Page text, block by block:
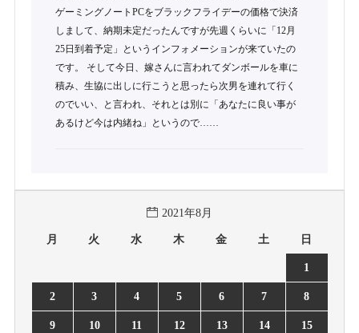
ゲーミングノートPCをブラックフライデーの価格で決済
しまして、納期未定だったんですが先週くらいに「12月
25日到着予定」というインフォメーションが来ていたの
です。 そして今日、嫁さんに言われてダンボールを車に
積み、生協に出しに行こうと思ったら次男を連れて行く
のでいい、と言われ、それとは別に「あなたに良い事が
あるけど今は内緒ね」というので……
2021年8月
月 火 水 木 金 土 日
1
2 3 4 5 6 7 8
9 10 11 12 13 14 15